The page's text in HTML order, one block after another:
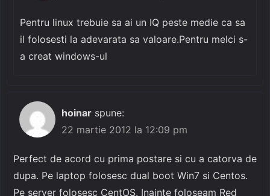
Pentru linux trebuie sa ai un IQ peste medie ca sa
il folosesti la adevarata sa valoare.Pentru melci s-
a creat windows-ul
hoinar spune:
22 martie 2012 la 12:09 pm
Perfect de acord cu prima postare si cu a catorva de
dupa. Pe laptop folosesc dual boot Win7 si Centos.
Pe server folosesc CentOS. Inainte foloseam Red